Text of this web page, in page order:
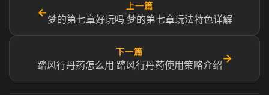
←
上一篇
梦的第七章好玩吗 梦的第七章玩法特色详解
下一篇
踏风行丹药怎么用 踏风行丹药使用策略介绍
→